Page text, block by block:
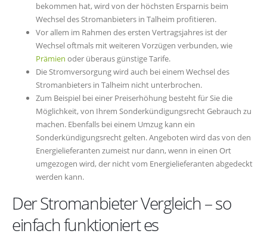
bekommen hat, wird von der höchsten Ersparnis beim
Wechsel des Stromanbieters in Talheim profitieren.
Vor allem im Rahmen des ersten Vertragsjahres ist der
Wechsel oftmals mit weiteren Vorzügen verbunden, wie
Prämien oder überaus günstige Tarife.
Die Stromversorgung wird auch bei einem Wechsel des
Stromanbieters in Talheim nicht unterbrochen.
Zum Beispiel bei einer Preiserhöhung besteht für Sie die
Möglichkeit, von Ihrem Sonderkündigungsrecht Gebrauch zu
machen. Ebenfalls bei einem Umzug kann ein
Sonderkündigungsrecht gelten. Angeboten wird das von den
Energielieferanten zumeist nur dann, wenn in einen Ort
umgezogen wird, der nicht vom Energielieferanten abgedeckt
werden kann.
Der Stromanbieter Vergleich – so
einfach funktioniert es